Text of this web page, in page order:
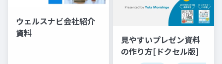
ウェルスナビ会社紹介
資料
見やすいプレゼン資料
の作り方[ドクセル版]